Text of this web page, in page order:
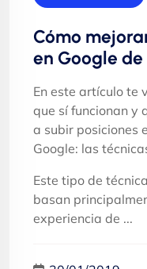
Cómo
en Google
En este artículo te
que sí funcionan y
a subir posiciones
Google: las
Este tipo de
basan
experiencia de ...